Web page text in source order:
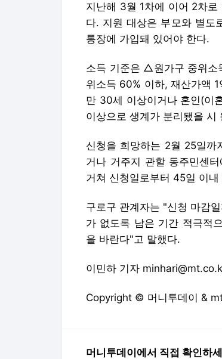
지난해 3월 1차에 이어 2차
다. 지원 대상은 부모와 별도
통장에 가입돼 있어야 한다.
소득 기준은 △원가구 중위
위소득 60% 이하, 재산가액
만 30세 이상이거나 혼인(이
이상으로 생계가 분리됐을 시
신청을 희망하는 2월 25일
거나 거주지 관할 동주민센
거쳐 신청일로부터 45일 이
구로구 관계자는 "신청 마감
가 없도록 남은 기간 적극적
을 바란다"고 말했다.
이민하 기자
Copyright © 머니투데이 &
머니투데이에서 직접 확인하